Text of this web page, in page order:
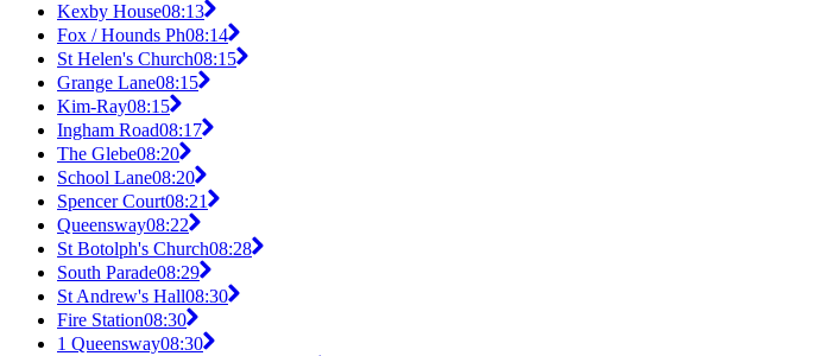
Kexby House08:13
Fox / Hounds Ph08:14
St Helen's Church08:15
Grange Lane08:15
Kim-Ray08:15
Ingham Road08:17
The Glebe08:20
School Lane08:20
Spencer Court08:21
Queensway08:22
St Botolph's Church08:28
South Parade08:29
St Andrew's Hall08:30
Fire Station08:30
1 Queensway08:30